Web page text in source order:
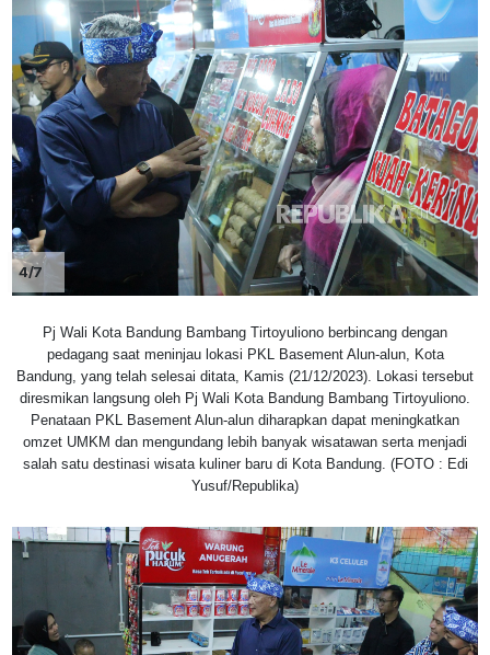
4/7
Pj Wali Kota Bandung Bambang Tirtoyuliono berbincang dengan
pedagang saat meninjau lokasi PKL Basement Alun-alun, Kota
Bandung, yang telah selesai ditata, Kamis (21/12/2023). Lokasi tersebut
diresmikan langsung oleh Pj Wali Kota Bandung Bambang Tirtoyuliono.
Penataan PKL Basement Alun-alun diharapkan dapat meningkatkan
omzet UMKM dan mengundang lebih banyak wisatawan serta menjadi
salah satu destinasi wisata kuliner baru di Kota Bandung. (FOTO : Edi
Yusuf/Republika)